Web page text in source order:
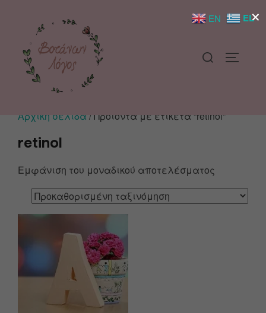
Αρχική σελίδα / Προϊόντα με ετικέτα “retinol”
retinol
Εμφάνιση του μοναδικού αποτελέσματος
×
EN EL